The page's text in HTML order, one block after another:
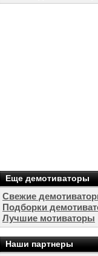
Еще демотиваторы
Свежие
Подборки
Лучшие мотиваторы
Наши партнеры